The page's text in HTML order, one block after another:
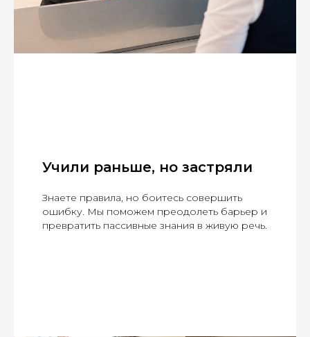
Учили раньше, но застряли
Знаете правила, но боитесь совершить
ошибку. Мы поможем преодолеть барьер и
превратить пассивные знания в живую речь.